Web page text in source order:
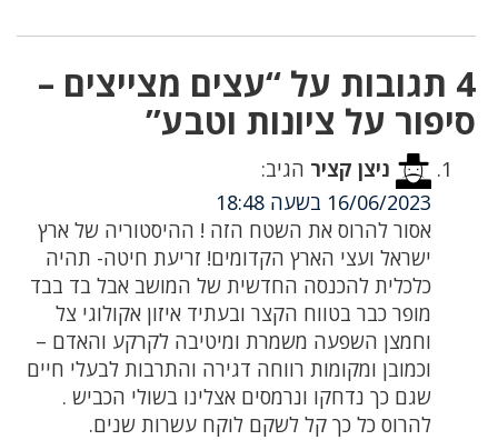
4 תגובות על “עצים מצייצים –
סיפור על ציונות וטבע”
ניצן קציר הגיב:
16/06/2023 בשעה 18:48
אסור להרוס את השטח הזה ! ההיסטוריה של ארץ
ישראל ועצי הארץ הקדומים! זריעת חיטה- תהיה
כלכלית להכנסה החדשית של המושב אבל בד בבד
מופר כבר בטווח הקצר ובעתיד איזון אקולוגי צל
וחמצן השפעה משמרת ומיטיבה לקרקע והאדם –
וכמובן ומקומות רווחה דגירה והתרבות לבעלי חיים
שגם כך נדחקו ונרמסים אצלינו בשולי הכביש .
להרוס כל כך קל לשקם לוקח עשרות שנים.